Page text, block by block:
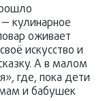
кулинарное
оживает
искусство и
А в малом
где, пока дети
и бабушек